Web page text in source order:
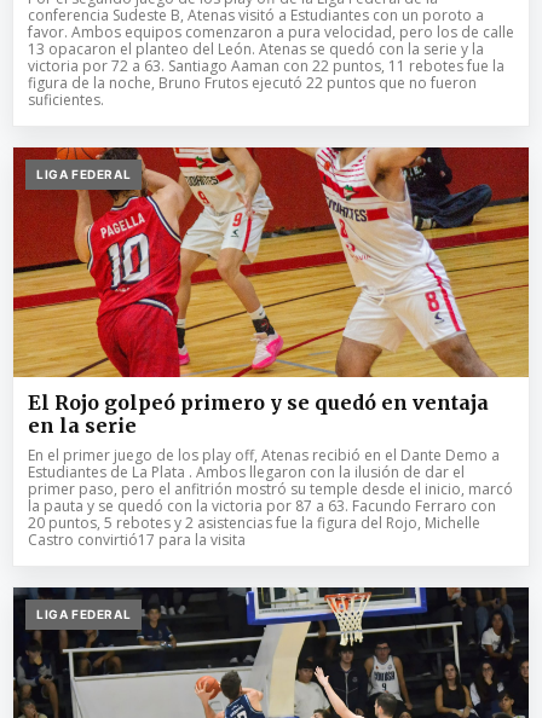
conferencia Sudeste B, Atenas visitó a Estudiantes con un poroto a
favor. Ambos equipos comenzaron a pura velocidad, pero los de calle
13 opacaron el planteo del León. Atenas se quedó con la serie y la
victoria por 72 a 63. Santiago Aaman con 22 puntos, 11 rebotes fue la
figura de la noche, Bruno Frutos ejecutó 22 puntos que no fueron
suficientes.
LIGA FEDERAL
El Rojo golpeó primero y se quedó en ventaja
en la serie
En el primer juego de los play off, Atenas recibió en el Dante Demo a
Estudiantes de La Plata . Ambos llegaron con la ilusión de dar el
primer paso, pero el anfitrión mostró su temple desde el inicio, marcó
la pauta y se quedó con la victoria por 87 a 63. Facundo Ferraro con
20 puntos, 5 rebotes y 2 asistencias fue la figura del Rojo, Michelle
Castro convirtió17 para la visita
LIGA FEDERAL